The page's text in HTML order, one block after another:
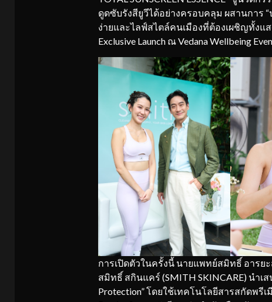
ดูดซับรังสียูวีได้อย่างครอบคลุม ผสานการ “
ง่ายและไลฟ์สไตล์คนเมืองที่ต้องเผชิญทั้งแ
Exclusive Launch ณ Vedana Wellbeing
การเปิดตัวในครั้งนี้ นายแพทย์สมิทธิ์ อารยะ
สมิทธิ์ สกินแคร์ (SMITH SKINCARE) นำ
Protection” โดยใช้เทคโนโลยีสารสกัดพรี